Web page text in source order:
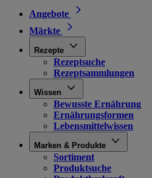
Angebote
Märkte
Rezepte
Rezeptsuche
Rezeptsammlungen
Wissen
Bewusste Ernährung
Ernährungsformen
Lebensmittelwissen
Marken & Produkte
Sortiment
Produktsuche